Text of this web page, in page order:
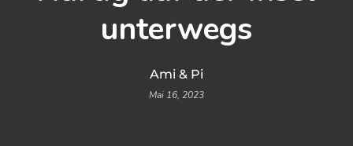
unterwegs
Ami & Pi
Mai 16, 2023